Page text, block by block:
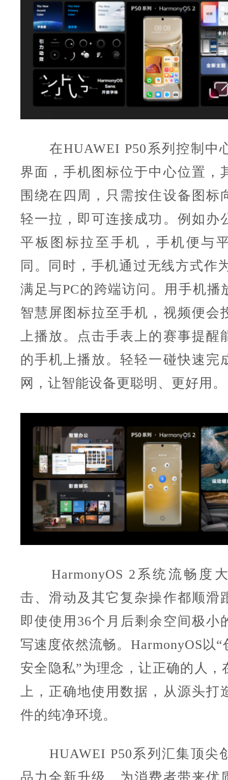
在HUAWEI P50系列控制中
界面，手机图标位于中心位置，
围绕在四周，只需按住设备图标
轻一拉，即可连接成功。例如办
平板图标拉至手机，手机便与
同。同时，手机通过无线方式作
满足与PC的跨端访问。用手机播
智慧屏图标拉至手机，视频便会
上播放。点击手表上的赛事提醒
的手机上播放。轻轻一碰快速完
网，让智能设备更聪明、更好用。
HarmonyOS 2系统流畅度
击、滑动及其它复杂操作都顺滑
即使使用36个月后剩余空间极小
写速度依然流畅。HarmonyOS以
安全隐私”为理念，让正确的人，
上，正确地使用数据，从源头打
件的纯净环境。
HUAWEI P50系列汇集顶尖